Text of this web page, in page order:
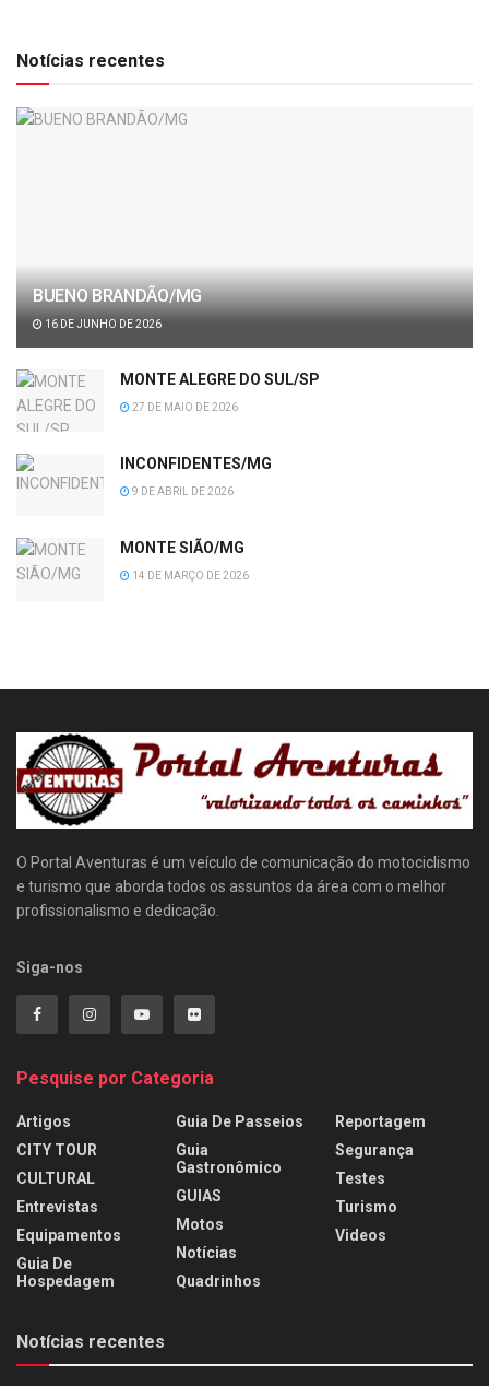
Notícias recentes
BUENO BRANDÃO/MG
16 DE JUNHO DE 2026
MONTE ALEGRE DO SUL/SP
27 DE MAIO DE 2026
INCONFIDENTES/MG
9 DE ABRIL DE 2026
MONTE SIÃO/MG
14 DE MARÇO DE 2026
O Portal Aventuras é um veículo de comunicação do motociclismo
e turismo que aborda todos os assuntos da área com o melhor
profissionalismo e dedicação.
Siga-nos
Pesquise por Categoria
Artigos
CITY TOUR
CULTURAL
Entrevistas
Equipamentos
Guia De
Hospedagem
Guia De Passeios
Guia
Gastronômico
GUIAS
Motos
Notícias
Quadrinhos
Reportagem
Segurança
Testes
Turismo
Videos
Notícias recentes